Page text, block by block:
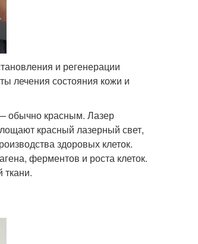
и регенерации
лечения состояния кожи и
обычно красным. Лазер
красный лазерный свет,
здоровых клеток.
ферментов и роста клеток.
ткани.